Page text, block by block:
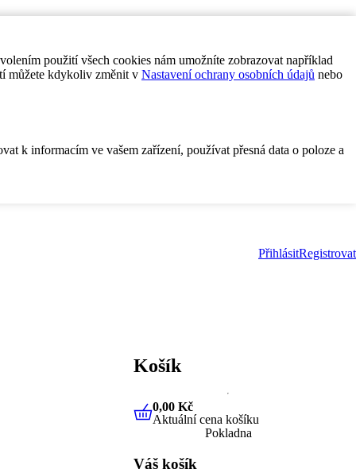
použití všech cookies nám umožníte zobrazovat například
můžete kdykoliv změnit v Nastavení ochrany osobních údajů nebo
k informacím ve vašem zařízení, používat přesná data o poloze a
PřihlásitRegistrovat
Košík
0,00 KčAktuální cena košíku
0,00 Kč
Aktuální cena košíku
Pokladna
Váš košík